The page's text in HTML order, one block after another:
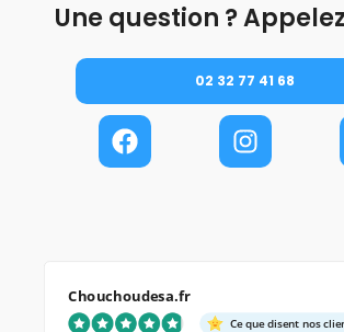
Une question ?
02 32 77 41 68
Chouchoudesa.fr
Ce que disent nos